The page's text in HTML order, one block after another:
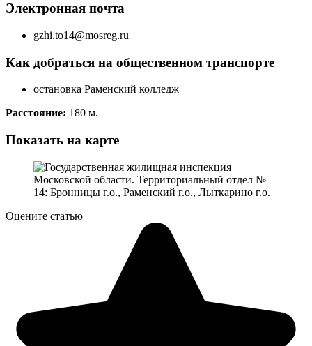
Электронная почта
gzhi.to14@mosreg.ru
Как добраться на общественном транспорте
остановка Раменский колледж
Расстояние: 180 м.
Показать на карте
Оцените статью